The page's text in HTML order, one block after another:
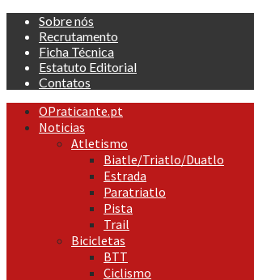
Skip
content
Sobre nós
Recrutamento
Ficha Técnica
Estatuto Editorial
Contatos
Primary
Menu
OPraticante.pt
Noticias
Atletismo
Biatle/Triatlo/Duatlo
Estrada
Paratriatlo
Pista
Trail
Bicicletas
BTT
Ciclismo